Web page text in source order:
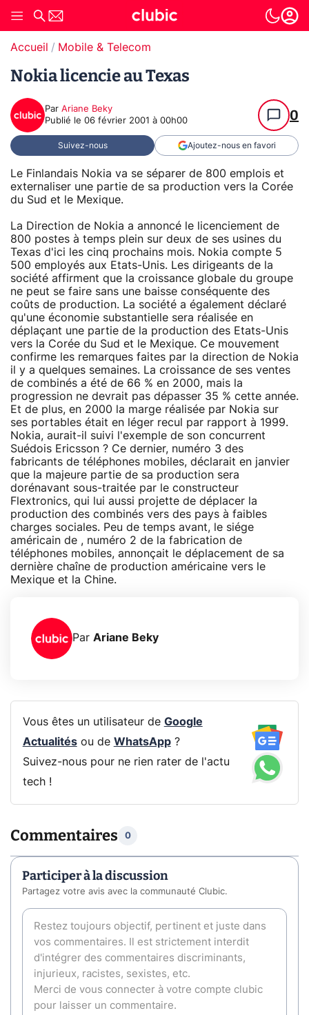
Accueil Mobile & Telecom
Nokia licencie au Texas
Par Ariane Beky
Publié le 06 février 2001 à 00h00 0
Suivez-nous Ajoutez-nous en favori
Le Finlandais Nokia va se séparer de 800 emplois et
externaliser une partie de sa production vers la Corée
du Sud et le Mexique.
La Direction de Nokia a annoncé le licenciement de
800 postes à temps plein sur deux de ses usines du
Texas d'ici les cinq prochains mois. Nokia compte 5
500 employés aux Etats-Unis. Les dirigeants de la
société affirment que la croissance globale du groupe
ne peut se faire sans une baisse conséquente des
coûts de production. La société a également déclaré
qu'une économie substantielle sera réalisée en
déplaçant une partie de la production des Etats-Unis
vers la Corée du Sud et le Mexique. Ce mouvement
confirme les remarques faites par la direction de Nokia
il y a quelques semaines. La croissance de ses ventes
de combinés a été de 66 % en 2000, mais la
progression ne devrait pas dépasser 35 % cette année.
Et de plus, en 2000 la marge réalisée par Nokia sur
ses portables était en léger recul par rapport à 1999.
Nokia, aurait-il suivi l'exemple de son concurrent
Suédois Ericsson ? Ce dernier, numéro 3 des
fabricants de téléphones mobiles, déclarait en janvier
que la majeure partie de sa production sera
dorénavant sous-traitée par le constructeur
Flextronics, qui lui aussi projette de déplacer la
production des combinés vers des pays à faibles
charges sociales. Peu de temps avant, le siége
américain de , numéro 2 de la fabrication de
téléphones mobiles, annonçait le déplacement de sa
dernière chaîne de production américaine vers le
Mexique et la Chine.
Par Ariane Beky
Vous êtes un utilisateur de Google
Actualitésou de WhatsApp?
Suivez-nous pour ne rien rater de l'actu
tech !
Commentaires 0
Participer à la discussion
Partagez votre avis avec la communauté Clubic.